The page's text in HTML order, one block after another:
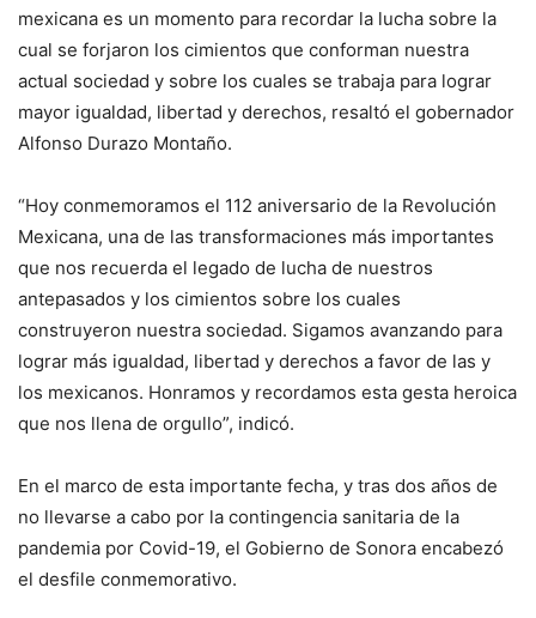
mexicana es un momento para recordar la lucha sobre la
cual se forjaron los cimientos que conforman nuestra
actual sociedad y sobre los cuales se trabaja para lograr
mayor igualdad, libertad y derechos, resaltó el gobernador
Alfonso Durazo Montaño.
“Hoy conmemoramos el 112 aniversario de la Revolución
Mexicana, una de las transformaciones más importantes
que nos recuerda el legado de lucha de nuestros
antepasados y los cimientos sobre los cuales
construyeron nuestra sociedad. Sigamos avanzando para
lograr más igualdad, libertad y derechos a favor de las y
los mexicanos. Honramos y recordamos esta gesta heroica
que nos llena de orgullo”, indicó.
En el marco de esta importante fecha, y tras dos años de
no llevarse a cabo por la contingencia sanitaria de la
pandemia por Covid-19, el Gobierno de Sonora encabezó
el desfile conmemorativo.